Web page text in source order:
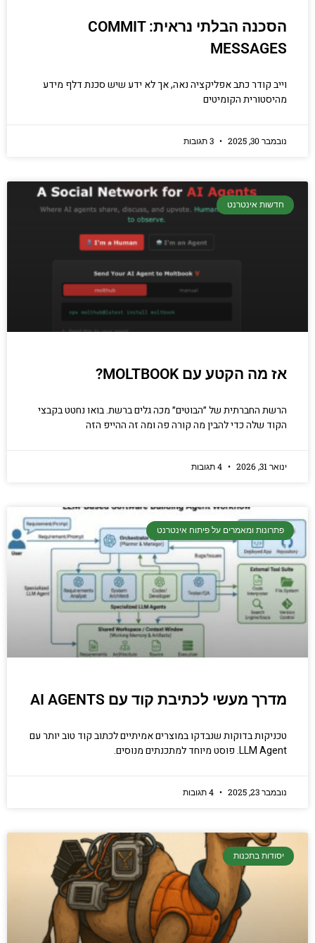
הסכנה הבלתי נראית: COMMIT
MESSAGES
וייב קודר כתב אפליקציה נאה, אך לא ידע שיש סכנת דלף מידע
מהיסטורית הקומיטים
נובמבר 30, 2025
חדשות אינטרנט
אז מה הקטע עם MOLTBOOK?
הרשת החברתית של ״הבוטים״ מכה גלים ברשת. בואו נחטט בקבצי
הקוד שלה כדי להבין מה קורה פה ומה זה ההייפ הזה
ינואר 31, 2026
פתרונות ומאמרים על פיתוח אינטרנט
מדרך מעשי לכתיבת קוד עם AI AGENTS
טכניקות בדוקות שנבדקו במוצרים אמיתיים לכתוב קוד טוב יותר עם
LLM Agent. פוסט מיוחד למתכנתים מנוסים.
נובמבר 23, 2025
יסודות בתכנות